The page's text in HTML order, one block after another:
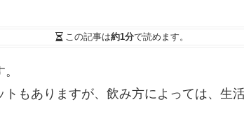
この記事は約1分で読めます。
もありますが、飲み方によっては、生